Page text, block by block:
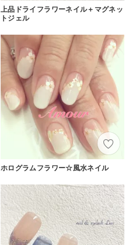
上品ドライフラワーネイル＋マグネッ
トジェル
ホログラムフラワー☆風水ネイル